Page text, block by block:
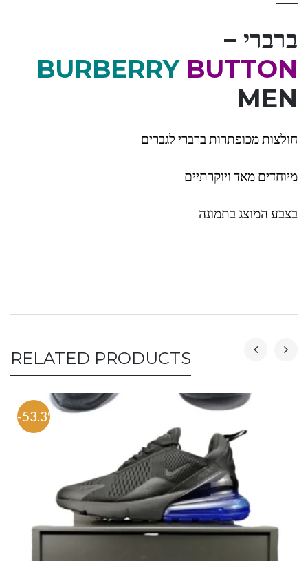
ברברי –
BURBERRY BUTTON
MEN
חולצות מכופתרות ברברי לגברים
מיוחדים מאד ויוקרתיים
בצבע המוצג בתמונה
RELATED PRODUCTS
-53.3%